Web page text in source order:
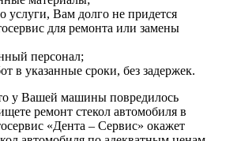
услуги, Вам долго не придется
для ремонта или замены
персонал;
в указанные сроки, без задержек.
у Вашей машины повредилось
ремонт стекол автомобиля в
«Дента – Сервис» окажет